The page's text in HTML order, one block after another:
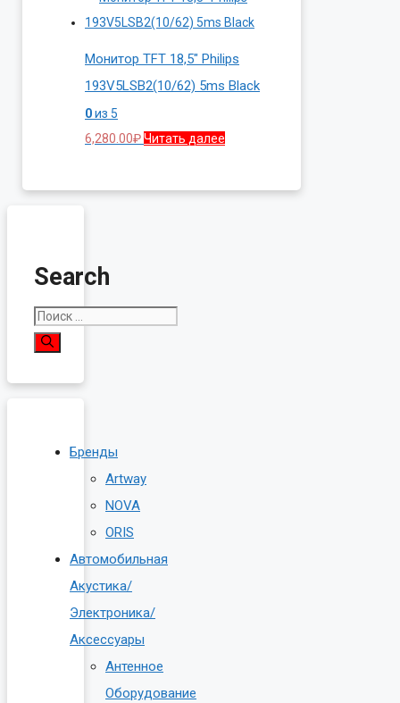
Монитор TFT 18,5″ Philips
193V5LSB2(10/62) 5ms Black
0из 5
6,280.00₽Читать далее
Search
Поиск:
Бренды
Artway
NOVA
ORIS
Автомобильная
Акустика/
Электроника/
Аксессуары
Антенное
Оборудование